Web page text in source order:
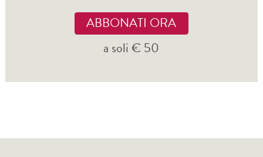
ABBONATI ORA
a soli € 50